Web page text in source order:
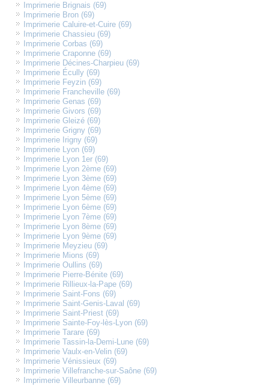
Imprimerie Brignais (69)
Imprimerie Bron (69)
Imprimerie Caluire-et-Cuire (69)
Imprimerie Chassieu (69)
Imprimerie Corbas (69)
Imprimerie Craponne (69)
Imprimerie Décines-Charpieu (69)
Imprimerie Écully (69)
Imprimerie Feyzin (69)
Imprimerie Francheville (69)
Imprimerie Genas (69)
Imprimerie Givors (69)
Imprimerie Gleizé (69)
Imprimerie Grigny (69)
Imprimerie Irigny (69)
Imprimerie Lyon (69)
Imprimerie Lyon 1er (69)
Imprimerie Lyon 2ème (69)
Imprimerie Lyon 3ème (69)
Imprimerie Lyon 4ème (69)
Imprimerie Lyon 5ème (69)
Imprimerie Lyon 6ème (69)
Imprimerie Lyon 7ème (69)
Imprimerie Lyon 8ème (69)
Imprimerie Lyon 9ème (69)
Imprimerie Meyzieu (69)
Imprimerie Mions (69)
Imprimerie Oullins (69)
Imprimerie Pierre-Bénite (69)
Imprimerie Rillieux-la-Pape (69)
Imprimerie Saint-Fons (69)
Imprimerie Saint-Genis-Laval (69)
Imprimerie Saint-Priest (69)
Imprimerie Sainte-Foy-lès-Lyon (69)
Imprimerie Tarare (69)
Imprimerie Tassin-la-Demi-Lune (69)
Imprimerie Vaulx-en-Velin (69)
Imprimerie Vénissieux (69)
Imprimerie Villefranche-sur-Saône (69)
Imprimerie Villeurbanne (69)